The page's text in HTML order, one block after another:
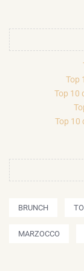
Top
Top 10
Top 10
BRUNCH
MARZOCCO